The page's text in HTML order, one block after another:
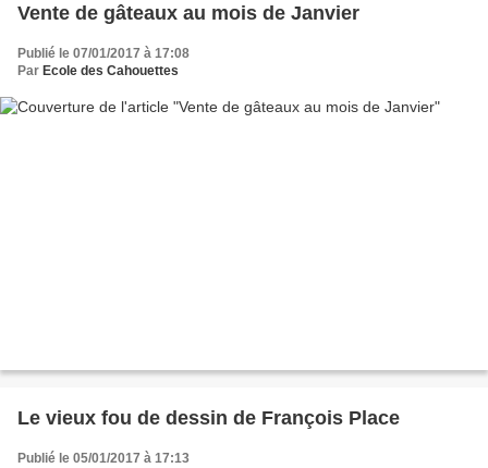
Vente de gâteaux au mois de Janvier
Publié le 07/01/2017 à 17:08
Par Ecole des Cahouettes
Le vieux fou de dessin de François Place
Publié le 05/01/2017 à 17:13